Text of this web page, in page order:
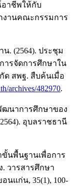
อาชีพให้กับ
งานคณะกรรมการ
. (2564). ประชุม
ารจัดการศึกษาใน
ด สพฐ. สืบค้นเมื่อ
archives/482970.
ฒนาการศึกษาของ
อุบลราชธานี
นพื้นฐานเพื่อการ
วารสารศึกษา
แก่น, 35(1), 100-